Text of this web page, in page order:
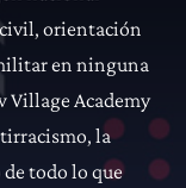
civil, orientación
en ninguna
Village Academy
la
todo lo que